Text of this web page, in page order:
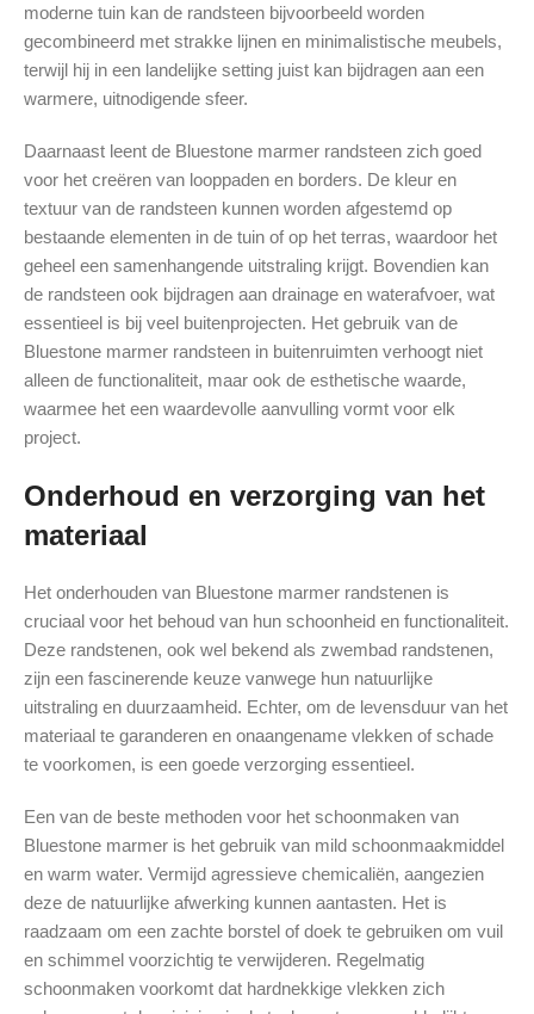
moderne tuin kan de randsteen bijvoorbeeld worden
gecombineerd met strakke lijnen en minimalistische meubels,
terwijl hij in een landelijke setting juist kan bijdragen aan een
warmere, uitnodigende sfeer.
Daarnaast leent de Bluestone marmer randsteen zich goed
voor het creëren van looppaden en borders. De kleur en
textuur van de randsteen kunnen worden afgestemd op
bestaande elementen in de tuin of op het terras, waardoor het
geheel een samenhangende uitstraling krijgt. Bovendien kan
de randsteen ook bijdragen aan drainage en waterafvoer, wat
essentieel is bij veel buitenprojecten. Het gebruik van de
Bluestone marmer randsteen in buitenruimten verhoogt niet
alleen de functionaliteit, maar ook de esthetische waarde,
waarmee het een waardevolle aanvulling vormt voor elk
project.
Onderhoud en verzorging van het
materiaal
Het onderhouden van Bluestone marmer randstenen is
cruciaal voor het behoud van hun schoonheid en functionaliteit.
Deze randstenen, ook wel bekend als zwembad randstenen,
zijn een fascinerende keuze vanwege hun natuurlijke
uitstraling en duurzaamheid. Echter, om de levensduur van het
materiaal te garanderen en onaangename vlekken of schade
te voorkomen, is een goede verzorging essentieel.
Een van de beste methoden voor het schoonmaken van
Bluestone marmer is het gebruik van mild schoonmaakmiddel
en warm water. Vermijd agressieve chemicaliën, aangezien
deze de natuurlijke afwerking kunnen aantasten. Het is
raadzaam om een zachte borstel of doek te gebruiken om vuil
en schimmel voorzichtig te verwijderen. Regelmatig
schoonmaken voorkomt dat hardnekkige vlekken zich